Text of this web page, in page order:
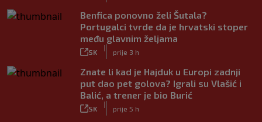
Benfica ponovno želi Šutala?
Portugalci tvrde da je hrvatski stoper
među glavnim željama
SK
|
prije 3 h
Znate li kad je Hajduk u Europi zadnji
put dao pet golova? Igrali su Vlašić i
Balić, a trener je bio Burić
SK
|
prije 5 h